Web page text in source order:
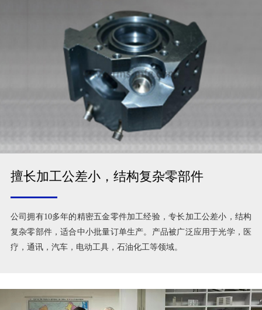
擅长加工公差小，结构复杂零部件
公司拥有10多年的精密五金零件加工经验，专长加工公差小，结构
复杂零部件，适合中小批量订单生产。产品被广泛应用于光学，医
疗，通讯，汽车，电动工具，石油化工等领域。